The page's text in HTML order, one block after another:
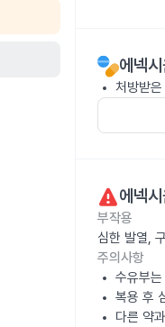
에넥
처방받
에넥
부작용
심한 발열,
주의사항
수유부
복용 후
다른 약